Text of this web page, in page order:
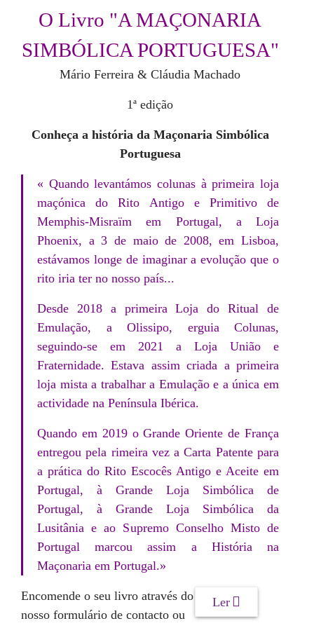
O Livro "A MAÇONARIA
SIMBÓLICA PORTUGUESA"
Mário Ferreira & Cláudia Machado
1ª edição
Conheça a história da Maçonaria Simbólica
Portuguesa
« Quando levantámos colunas à primeira loja
maçónica do Rito Antigo e Primitivo de
Memphis-Misraïm em Portugal, a Loja
Phoenix, a 3 de maio de 2008, em Lisboa,
estávamos longe de imaginar a evolução que o
rito iria ter no nosso país...
Desde 2018 a primeira Loja do Ritual de
Emulação, a Olissipo, erguia Colunas,
seguindo-se em 2021 a Loja União e
Fraternidade. Estava assim criada a primeira
loja mista a trabalhar a Emulação e a única em
actividade na Península Ibérica.
Quando em 2019 o Grande Oriente de França
entregou pela rimeira vez a Carta Patente para
a prática do Rito Escocês Antigo e Aceite em
Portugal, à Grande Loja Simbólica de
Portugal, à Grande Loja Simbólica da
Lusitânia e ao Supremo Conselho Misto de
Portugal marcou assim a História na
Maçonaria em Portugal.»
Ler
Encomende o seu livro através do
nosso formulário de contacto ou